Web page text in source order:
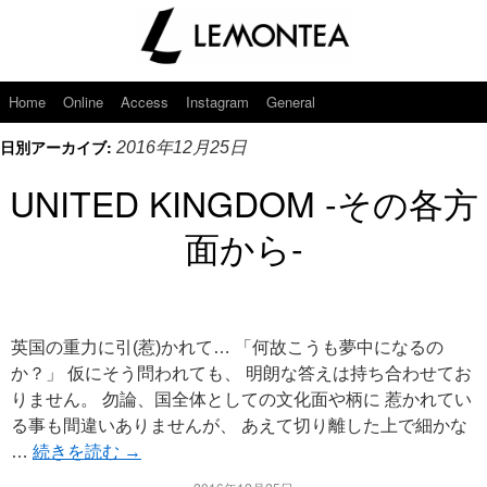
Home Online Access Instagram General
日別アーカイブ: 2016年12月25日
UNITED KINGDOM -その各方
面から-
英国の重力に引(惹)かれて… 「何故こうも夢中になるの
か？」 仮にそう問われても、 明朗な答えは持ち合わせてお
りません。 勿論、国全体としての文化面や柄に 惹かれてい
る事も間違いありませんが、 あえて切り離した上で細かな
… 続きを読む →